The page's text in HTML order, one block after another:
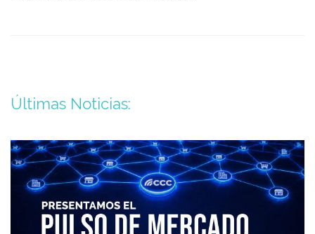
Últimas Noticias: